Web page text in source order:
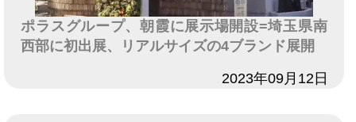
ポラスグループ、朝霞に展示場開設=埼玉県南
西部に初出展、リアルサイズの4ブランド展開
2023年09月12日